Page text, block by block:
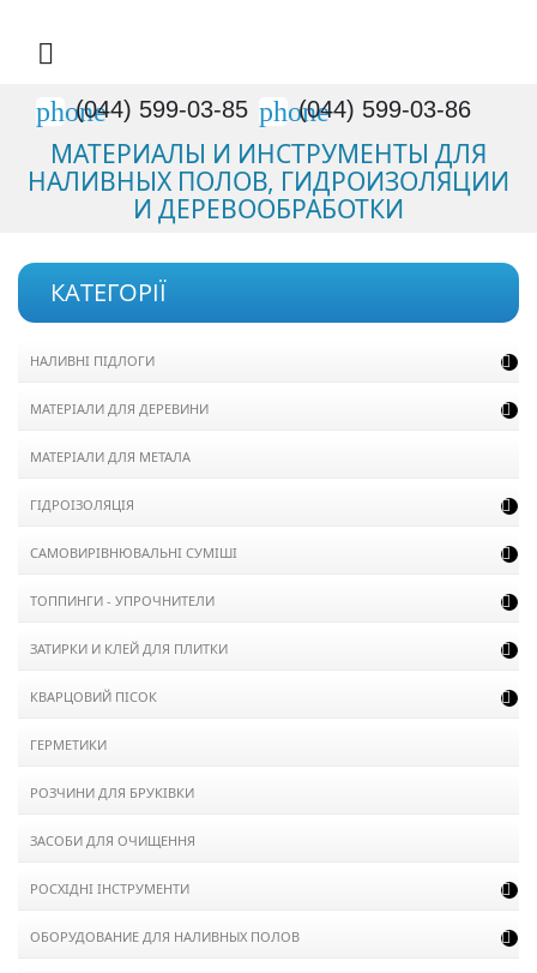

phone
(044) 599-03-85 phone
(044) 599-03-86
МАТЕРИАЛЫ И ИНСТРУМЕНТЫ ДЛЯ
НАЛИВНЫХ ПОЛОВ, ГИДРОИЗОЛЯЦИИ
И ДЕРЕВООБРАБОТКИ
КАТЕГОРІЇ
НАЛИВНІ ПІДЛОГИ 
МАТЕРІАЛИ ДЛЯ ДЕРЕВИНИ 
МАТЕРІАЛИ ДЛЯ МЕТАЛА
ГІДРОІЗОЛЯЦІЯ 
САМОВИРІВНЮВАЛЬНІ СУМІШІ 
ТОППИНГИ - УПРОЧНИТЕЛИ 
ЗАТИРКИ И КЛЕЙ ДЛЯ ПЛИТКИ 
КВАРЦОВИЙ ПІСОК 
ГЕРМЕТИКИ
РОЗЧИНИ ДЛЯ БРУКІВКИ
ЗАСОБИ ДЛЯ ОЧИЩЕННЯ
РОСХІДНІ ІНСТРУМЕНТИ 
ОБОРУДОВАНИЕ ДЛЯ НАЛИВНЫХ ПОЛОВ 